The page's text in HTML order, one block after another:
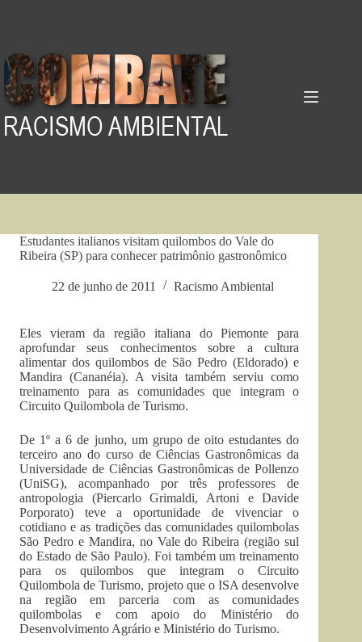
Estudantes italianos visitam quilombos do Vale do
Ribeira (SP) para conhecer patrimônio gastronômico
22 de junho de 2011 Racismo Ambiental
Eles vieram da região italiana do Piemonte para
aprofundar seus conhecimentos sobre a cultura
alimentar dos quilombos de São Pedro (Eldorado) e
Mandira (Cananéia). A visita também serviu como
treinamento para as comunidades que integram o
Circuito Quilombola de Turismo.
De 1º a 6 de junho, um grupo de oito estudantes do
terceiro ano do curso de Ciências Gastronômicas da
Universidade de Ciências Gastronômicas de Pollenzo
(UniSG), acompanhado por três professores de
antropologia (Piercarlo Grimaldi, Artoni e Davide
Porporato) teve a oportunidade de vivenciar o
cotidiano e as tradições das comunidades quilombolas
São Pedro e Mandira, no Vale do Ribeira (região sul
do Estado de São Paulo). Foi também um treinamento
para os quilombos que integram o Circuito
Quilombola de Turismo, projeto que o ISA desenvolve
na região em parceria com as comunidades
quilombolas e com apoio do Ministério do
Desenvolvimento Agrário e Ministério do Turismo.